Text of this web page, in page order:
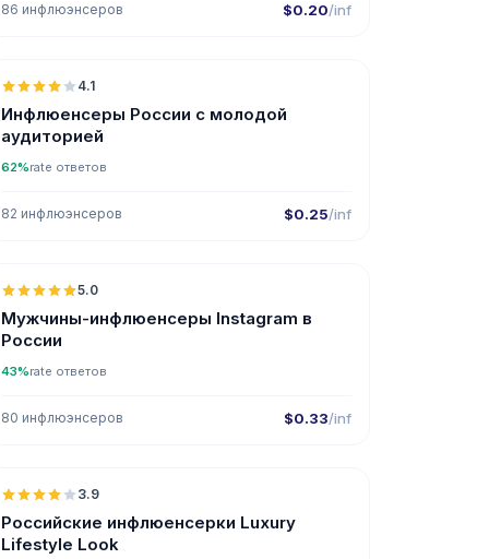
86 инфлюэнсеров $0.20/inf
4.1
Инфлюенсеры России с молодой
аудиторией
62%rate ответов
82 инфлюэнсеров $0.25/inf
5.0
Мужчины-инфлюенсеры Instagram в
России
43%rate ответов
80 инфлюэнсеров $0.33/inf
3.9
Российские инфлюенсерки Luxury
Lifestyle Look